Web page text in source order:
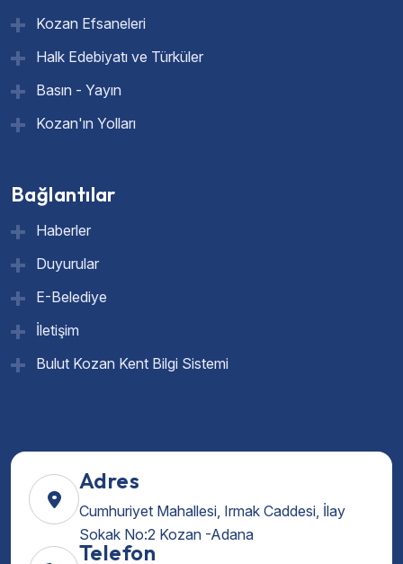
Kozan Efsaneleri
Halk Edebiyatı ve Türküler
Basın - Yayın
Kozan'ın Yolları
Bağlantılar
Haberler
Duyurular
E-Belediye
İletişim
Bulut Kozan Kent Bilgi Sistemi
Adres
Cumhuriyet Mahallesi, Irmak Caddesi, İlay
Sokak No:2 Kozan -Adana
Telefon